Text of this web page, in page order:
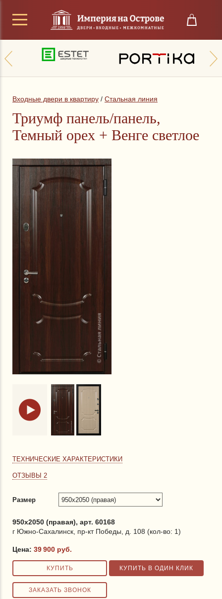
Входные двери в квартиру / Стальная линия
Триумф панель/панель,
Темный орех + Венге светлое
ТЕХНИЧЕСКИЕ ХАРАКТЕРИСТИКИ
ОТЗЫВЫ 2
Размер
950x2050 (правая), арт. 60168
г Южно-Сахалинск, пр-кт Победы, д. 108 (кол-во: 1)
Цена: 39 900 руб.